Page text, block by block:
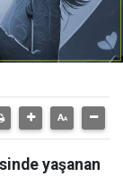
yaşanan